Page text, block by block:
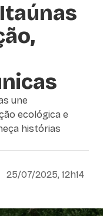
une
ecológica e
histórias
25/07/2025, 12h14